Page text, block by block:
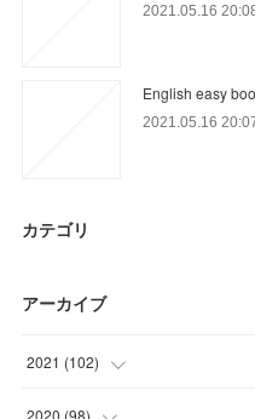
2021.05.16
English easy
2021.05.16
カテゴリ
アーカイブ
2021 (102)
(24 )
2020 (98)